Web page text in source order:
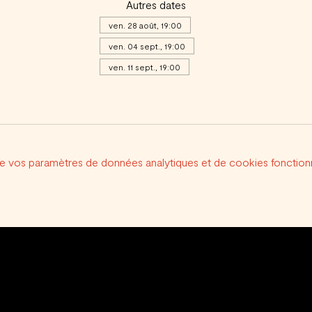
Autres dates
ven. 28 août, 19:00
ven. 04 sept., 19:00
ven. 11 sept., 19:00
vos paramètres de données analytiques et de cookies